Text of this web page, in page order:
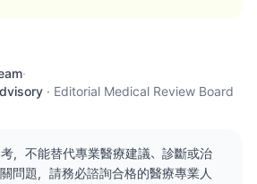
·
· Editorial Medical Review Board
，不能替代專業醫療建議、診斷或治
問題，請務必諮詢合格的醫療專業人